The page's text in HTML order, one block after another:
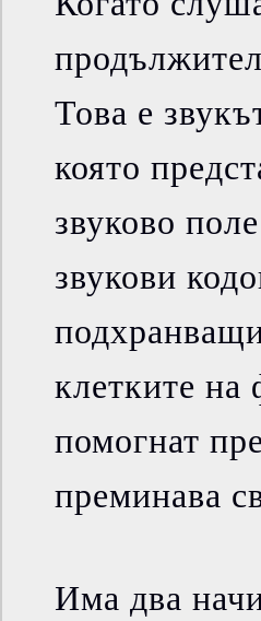
Това е
която
звуково
звукови
клетките на
помогнат
преминава
Има два